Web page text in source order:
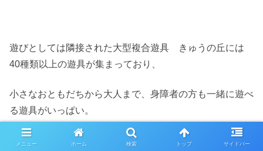
遊びとしては隣接された大型複合遊具 きゅうの丘には
40種類以上の遊具が集まっており、
小さなおともだちから大人まで、身障者の方も一緒に遊べ
る遊具がいっぱい。
その他にも、空想冒険遊具 きゅうの森には、全長35mを
メニュー ホーム 検索 トップ サイドバー